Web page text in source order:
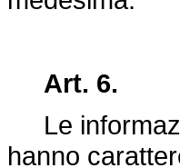
Art. 6.
Le
hanno